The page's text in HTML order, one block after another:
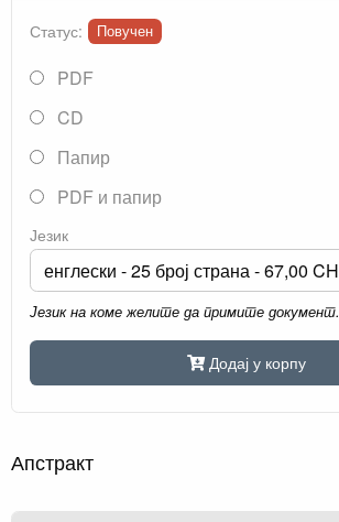
Статус: Повучен
PDF
CD
Папир
PDF и папир
Језик
Језик на коме желите да примите документ.
Додај у корпу
Апстракт